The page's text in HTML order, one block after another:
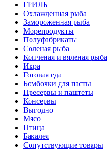
ГРИЛЬ
Охлажденная рыба
Замороженная рыба
Морепродукты
Полуфабрикаты
Соленая рыба
Копченая и вяленая рыба
Икра
Готовая еда
Бомбочки для пасты
Пресервы и паштеты
Консервы
Выгодно
Мясо
Птица
Бакалея
Сопутствующие товары